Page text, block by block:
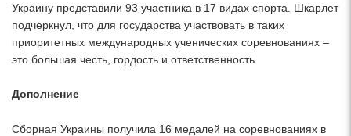
Украину представили 93 участника в 17 видах спорта. Шкарлет
подчеркнул, что для государства участвовать в таких
приоритетных международных ученических соревнованиях –
это большая честь, гордость и ответственность.
Дополнение
Сборная Украины получила 16 медалей на соревнованиях в